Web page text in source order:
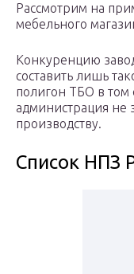
Рассмотрим на
мебельного
Конкуренцию
составить лишь
полигон ТБО в том
администрация не
производству.
Список НПЗ